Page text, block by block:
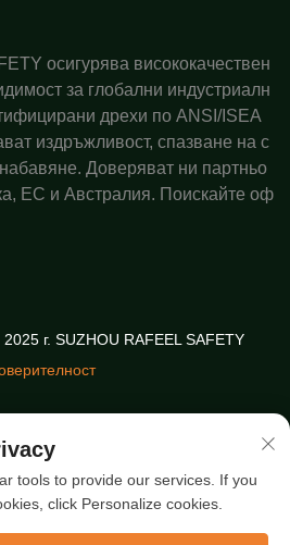
осигурява висококачествен
за глобални индустриалн
дрехи по ANSI/ISEA
издръжливост, спазване на с
Доверяват ни партньо
ЕС и Австралия. Поискайте оф
г. SUZHOU RAFEEL SAFETY
tools to provide our services. If you
click Personalize cookies.